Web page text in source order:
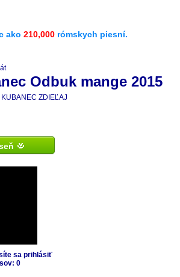
ako 210,000 rómskych piesní.
Odbuk mange 2015
ZDIEĽAJ
sa prihlásiť
0